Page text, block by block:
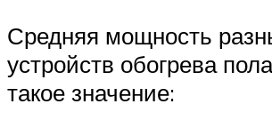
Средняя мощность
устройств обогрева
такое значение: